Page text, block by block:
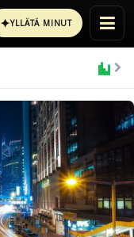
✦YLLÄTÄ MINUT